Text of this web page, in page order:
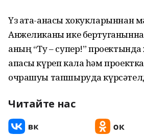
Үз ата-анасы хокукларыннан
Анжеликаны ике
аның “Ту – супер!”
апасы күреп кала һәм
очрашуы тапшыруда
Читайте нас